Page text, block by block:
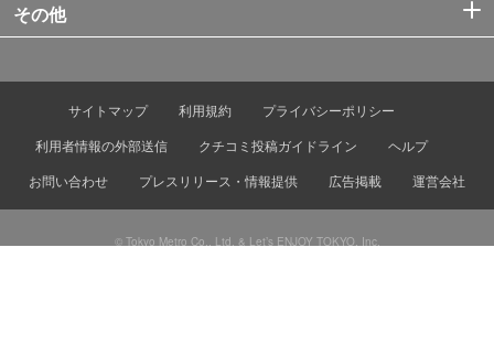
その他
サイトマップ 利用規約
プライバシーポリシー
利用者情報の外部送信
クチコミ投稿ガイドライン
ヘルプ
お問い合わせ
プレスリリース・情報提供 広告掲載 運営会社
© Tokyo Metro Co., Ltd. & Let’s ENJOY TOKYO, Inc.